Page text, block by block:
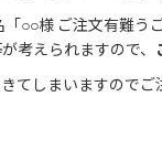
○○様 ご注文有難う
考えられますので、
てしまいますのでご